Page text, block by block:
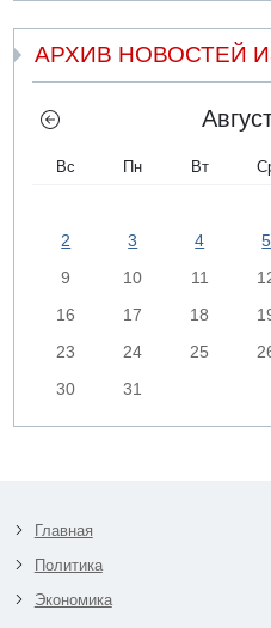
АРХИВ НОВОСТЕЙ
Вс Пн Вт
2
3 4 5
9
10 11
16
17 18
23
24 25
30
31
Главная
Политика
Экономика